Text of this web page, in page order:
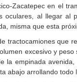
Zacatepec en el
oculares, al llegar al
misma que esta
tractocamiones que
excesivo y
la empinada
abajo arrollando todo